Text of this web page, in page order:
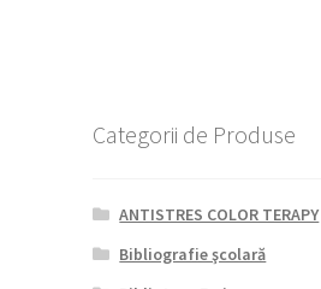
Categorii de Produse
ANTISTRES COLOR TERAPY
Bibliografie şcolară